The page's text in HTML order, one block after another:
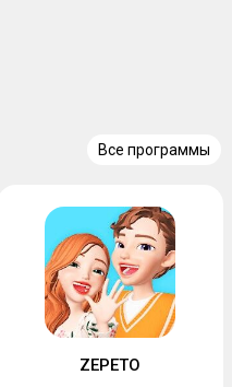
Все программы
ZEPETO